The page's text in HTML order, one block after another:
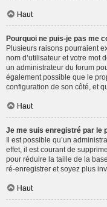
Haut
Pourquoi ne puis-je pas me
Plusieurs raisons pourraient
nom d’utilisateur et votre mot
un administrateur du forum
également possible que le
configuration de son côté, et
Haut
Je me suis enregistré par le
Il est possible qu’un
effet, il est courant de
pour réduire la taille de la
ré-enregistrer et soyez plus
Haut